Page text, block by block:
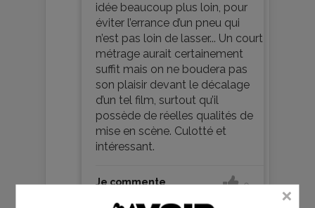
idée beaucoup plus loin, pour
éviter l’errance d’un pneu qui
n’est pas loin de lasser... Un court
métrage aurait certainement
suffit mais on ne boudera pas
son plaisir devant le décalage
d’un tel film, surtout qu’il
possède de réelles qualités de
mise en scène. Culotté et
intéressant.
Je commente 0